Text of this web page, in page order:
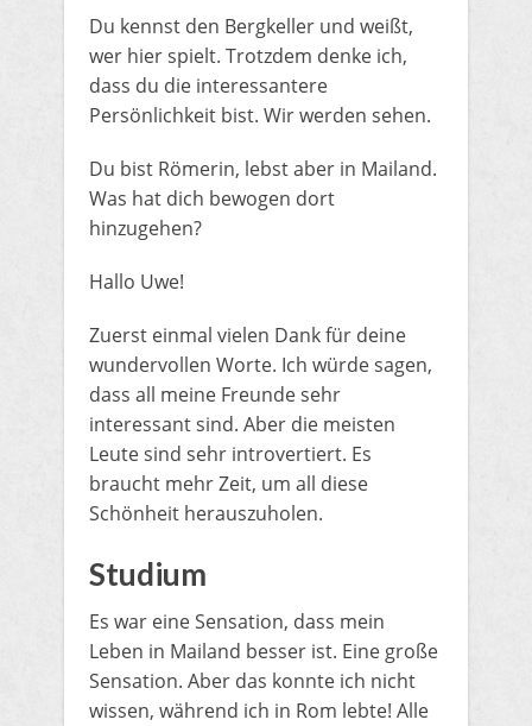
Du kennst den Bergkeller und weißt,
wer hier spielt. Trotzdem denke ich,
dass du die interessantere
Persönlichkeit bist. Wir werden sehen.
Du bist Römerin, lebst aber in Mailand.
Was hat dich bewogen dort
hinzugehen?
​​Hallo Uwe!
Zuerst einmal vielen Dank für deine
wundervollen Worte. Ich würde sagen,
dass all meine Freunde sehr
interessant sind. Aber die meisten
Leute sind sehr introvertiert. Es
braucht mehr Zeit, um all diese
Schönheit herauszuholen.
Studium
Es war eine Sensation, dass mein
Leben in Mailand besser ist. Eine große
Sensation. Aber das konnte ich nicht
wissen, während ich in Rom lebte! Alle